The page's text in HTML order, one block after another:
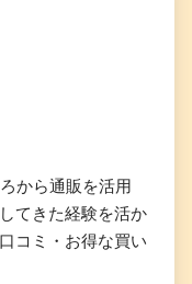
から通販を活用
てきた経験を活か
コミ・お得な買い